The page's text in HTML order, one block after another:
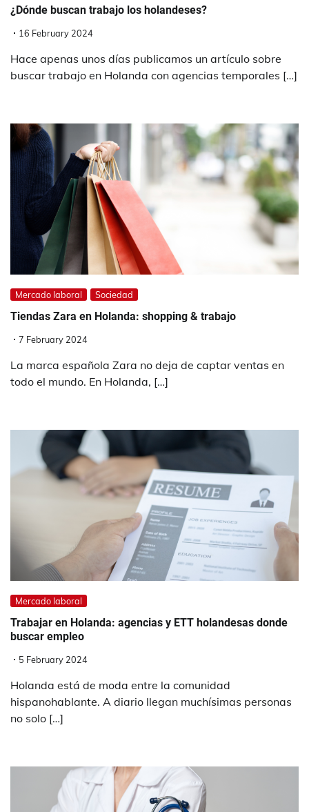
¿Dónde buscan trabajo los holandeses?
16 February 2024
Hace apenas unos días publicamos un artículo sobre
buscar trabajo en Holanda con agencias temporales […]
Mercado laboral Sociedad
Tiendas Zara en Holanda: shopping & trabajo
7 February 2024
La marca española Zara no deja de captar ventas en
todo el mundo. En Holanda, […]
Mercado laboral
Trabajar en Holanda: agencias y ETT holandesas donde
buscar empleo
5 February 2024
Holanda está de moda entre la comunidad
hispanohablante. A diario llegan muchísimas personas
no solo […]